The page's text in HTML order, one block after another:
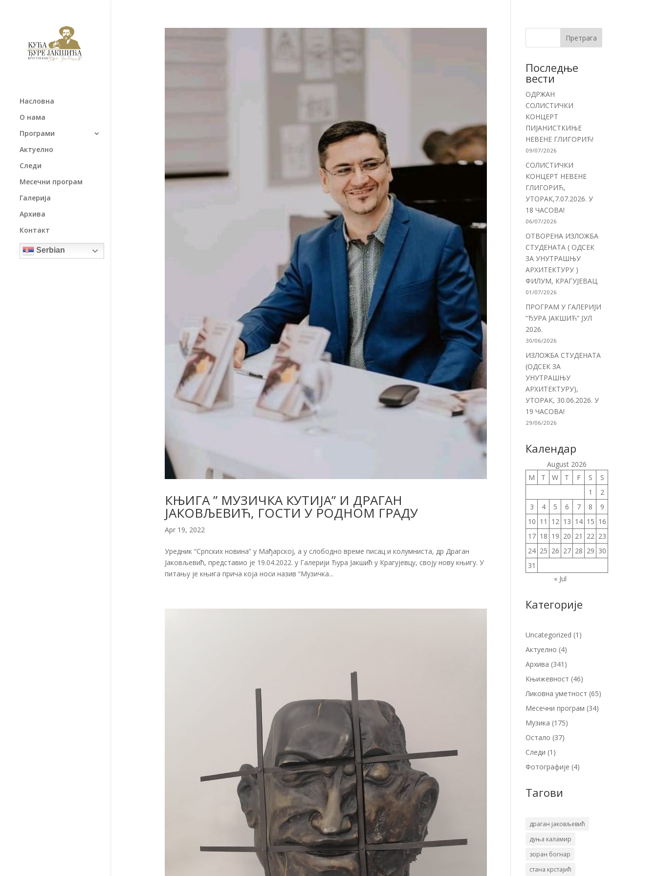
Насловна
О нама
Програми
Актуелно
Следи
Месечни програм
Галерија
Архива
Контакт
Serbian
КЊИГА ” МУЗИЧКА КУТИЈА” И ДРАГАН
ЈАКОВЉЕВИЋ, ГОСТИ У РОДНОМ ГРАДУ
Apr 19, 2022
Уредник “Српских новина” у Мађарској, а у слободно време писац и колумниста, др Драган
Јаковљевић, представио је 19.04.2022. у Галерији Ђура Јакшић у Крагујевцу, своју нову књигу. У
питању је књига прича која носи назив “Музичка...
Претрага
Последње
вести
ОДРЖАН
СОЛИСТИЧКИ
КОНЦЕРТ
ПИЈАНИСТКИЊЕ
НЕВЕНЕ ГЛИГОРИЋ!
09/07/2026
СОЛИСТИЧКИ
КОНЦЕРТ НЕВЕНЕ
ГЛИГОРИЋ,
УТОРАК,7.07.2026. У
18 ЧАСОВА!
06/07/2026
ОТВОРЕНА ИЗЛОЖБА
СТУДЕНАТА ( ОДСЕК
ЗА УНУТРАШЊУ
АРХИТЕКТУРУ )
ФИЛУМ, КРАГУЈЕВАЦ
01/07/2026
ПРОГРАМ У ГАЛЕРИЈИ
“ЂУРА ЈАКШИЋ” ЈУЛ
2026.
30/06/2026
ИЗЛОЖБА СТУДЕНАТА
(ОДСЕК ЗА
УНУТРАШЊУ
АРХИТЕКТУРУ),
УТОРАК, 30.06.2026. У
19 ЧАСОВА!
29/06/2026
Календар
August 2026
M
T W T F S
S
1
2
3
4 5 6 7 8
9
10 11 12 13 14 15 16
17 18 19 20 21 22 23
24 25 26 27 28 29 30
31
« Jul
Категорије
Uncategorized (1)
Актуелно (4)
Архива (341)
Књижевност (46)
Ликовна уметност (65)
Месечни програм (34)
Музика (175)
Остало (37)
Следи (1)
Фотографије (4)
Тагови
драган јаковљевић
дуња каламир
зоран богнар
стана крстајић